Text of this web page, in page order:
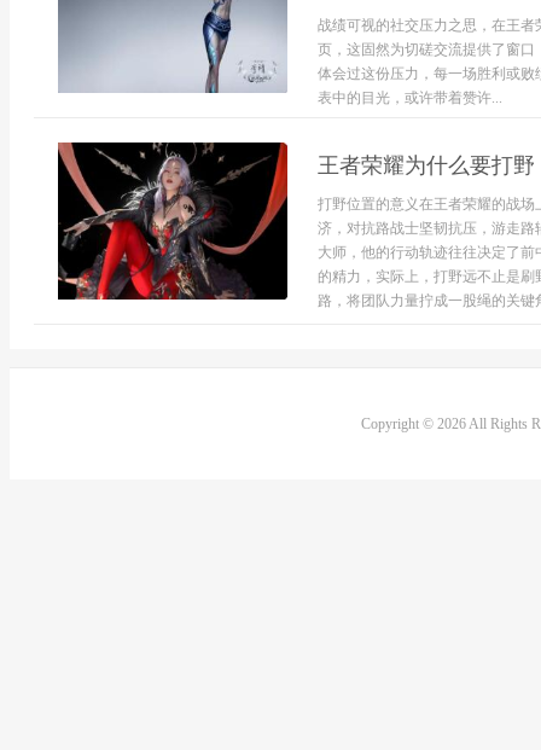
战绩可视的社交压力之思，在王
页，这固然为切磋交流提供了窗
体会过这份压力，每一场胜利或
表中的目光，或许带着赞许...
王者荣耀为什么要打
打野位置的意义在王者荣耀的战
济，对抗路战士坚韧抗压，游走
大师，他的行动轨迹往往决定了
的精力，实际上，打野远不止是
路，将团队力量拧成一股绳的关键
Copyright © 2026 All Rights